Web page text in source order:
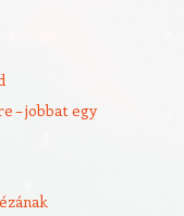
– jobbat egy